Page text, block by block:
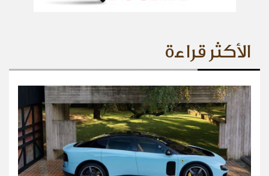
الأكثر قراءة